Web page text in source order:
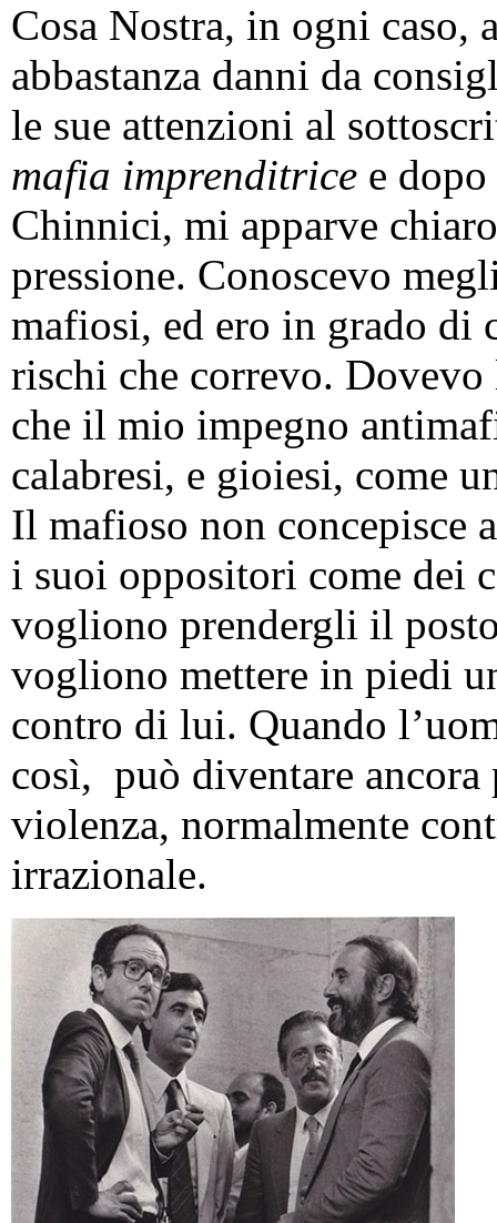
Cosa Nostra, in ogni caso,
abbastanza danni da
le sue attenzioni al
mafia imprenditrice e
Chinnici, mi apparve
pressione. Conoscevo
mafiosi, ed ero in grado
rischi che correvo. Dovevo
che il mio impegno
calabresi, e gioiesi, come
Il mafioso non concepisce
i suoi oppositori come dei
vogliono prendergli il
vogliono mettere in piedi
contro di lui. Quando
così, può diventare
violenza, normalmente
irrazionale.